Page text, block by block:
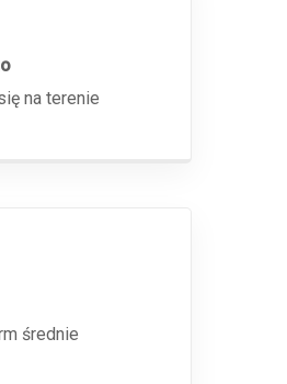
na terenie
średnie